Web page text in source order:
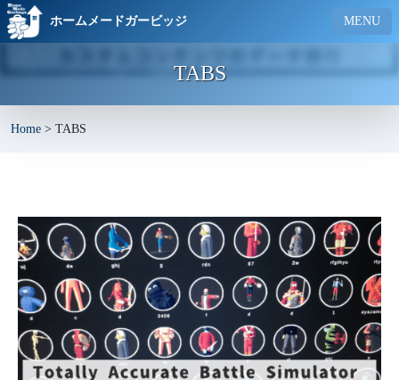
ホームメードガービッジ MENU
TABS
Home > TABS